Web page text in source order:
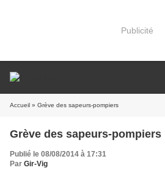
Publicité
Accueil » Grève des sapeurs-pompiers
Grève des sapeurs-pompiers
Publié le 08/08/2014 à 17:31
Par Gir-Vig